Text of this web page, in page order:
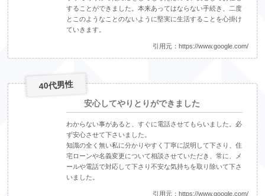
することができました。本来あってはならない手続き、二度
とこのようなことのないように堅実に生活することを心掛け
ていきます。
引用元： https://www.google.com/
40代男性
安心してやりとりができました
わからない事があると、すぐに電話させてもらいました。必
ず安心させて下さいました。
知識の全く無い私に分かりやすく丁寧に説明して下さり、住
宅ローンや名義変更について相談させていただき、常に、メ
ールや電話で対応して下さり不安な気持ちを取り除いて下さ
いました。
引用元： https://www.google.com/